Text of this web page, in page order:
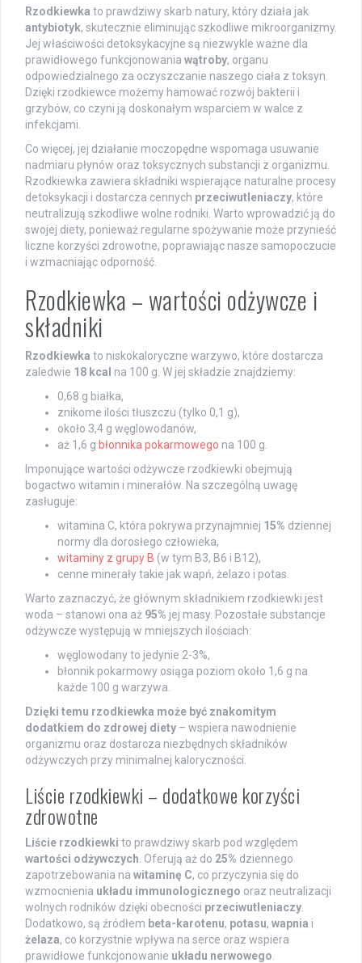
Rzodkiewka to prawdziwy skarb natury, który działa jak
antybiotyk, skutecznie eliminując szkodliwe mikroorganizmy.
Jej właściwości detoksykacyjne są niezwykle ważne dla
prawidłowego funkcjonowania wątroby, organu
odpowiedzialnego za oczyszczanie naszego ciała z toksyn.
Dzięki rzodkiewce możemy hamować rozwój bakterii i
grzybów, co czyni ją doskonałym wsparciem w walce z
infekcjami.
Co więcej, jej działanie moczopędne wspomaga usuwanie
nadmiaru płynów oraz toksycznych substancji z organizmu.
Rzodkiewka zawiera składniki wspierające naturalne procesy
detoksykacji i dostarcza cennych przeciwutleniaczy, które
neutralizują szkodliwe wolne rodniki. Warto wprowadzić ją do
swojej diety, ponieważ regularne spożywanie może przynieść
liczne korzyści zdrowotne, poprawiając nasze samopoczucie
i wzmacniając odporność.
Rzodkiewka – wartości odżywcze i
składniki
Rzodkiewka to niskokaloryczne warzywo, które dostarcza
zaledwie 18 kcal na 100 g. W jej składzie znajdziemy:
0,68 g białka,
znikome ilości tłuszczu (tylko 0,1 g),
około 3,4 g węglowodanów,
aż 1,6 g błonnika pokarmowego na 100 g.
Imponujące wartości odżywcze rzodkiewki obejmują
bogactwo witamin i minerałów. Na szczególną uwagę
zasługuje:
witamina C, która pokrywa przynajmniej 15% dziennej
normy dla dorosłego człowieka,
witaminy z grupy B (w tym B3, B6 i B12),
cenne minerały takie jak wapń, żelazo i potas.
Warto zaznaczyć, że głównym składnikiem rzodkiewki jest
woda – stanowi ona aż 95% jej masy. Pozostałe substancje
odżywcze występują w mniejszych ilościach:
węglowodany to jedynie 2-3%,
błonnik pokarmowy osiąga poziom około 1,6 g na
każde 100 g warzywa.
Dzięki temu rzodkiewka może być znakomitym
dodatkiem do zdrowej diety – wspiera nawodnienie
organizmu oraz dostarcza niezbędnych składników
odżywczych przy minimalnej kaloryczności.
Liście rzodkiewki – dodatkowe korzyści
zdrowotne
Liście rzodkiewki to prawdziwy skarb pod względem
wartości odżywczych . Oferują aż do 25% dziennego
zapotrzebowania na witaminę C, co przyczynia się do
wzmocnienia układu immunologicznego oraz neutralizacji
wolnych rodników dzięki obecności przeciwutleniaczy
Dodatkowo, są źródłem beta-karotenu, potasu, wapnia i
żelaza, co korzystnie wpływa na serce oraz wspiera
prawidłowe funkcjonowanie układu nerwowego